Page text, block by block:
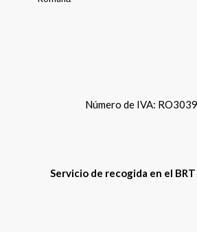
Número de IVA:
Servicio de recogida en el